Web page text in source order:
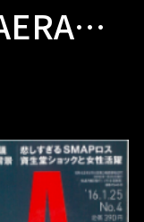
」1
インタ